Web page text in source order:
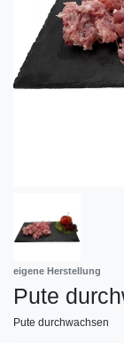
eigene Herstellung
Pute
Pute durchwachsen